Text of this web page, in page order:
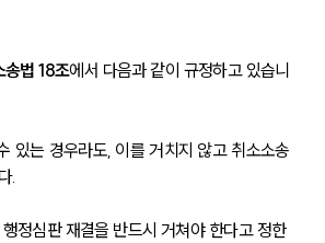
송법 18조에서 다음과 같이 규정하고 있습니
있는 경우라도, 이를 거치지 않고 취소소송
.
정심판 재결을 반드시 거쳐야 한다고 정한